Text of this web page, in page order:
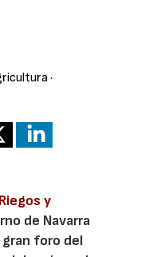
·
y
de Navarra
foro del